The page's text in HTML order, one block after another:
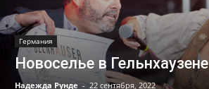
Германия
Новоселье в Гельнхаузене
Надежда Рунде - 22 сентября, 2022